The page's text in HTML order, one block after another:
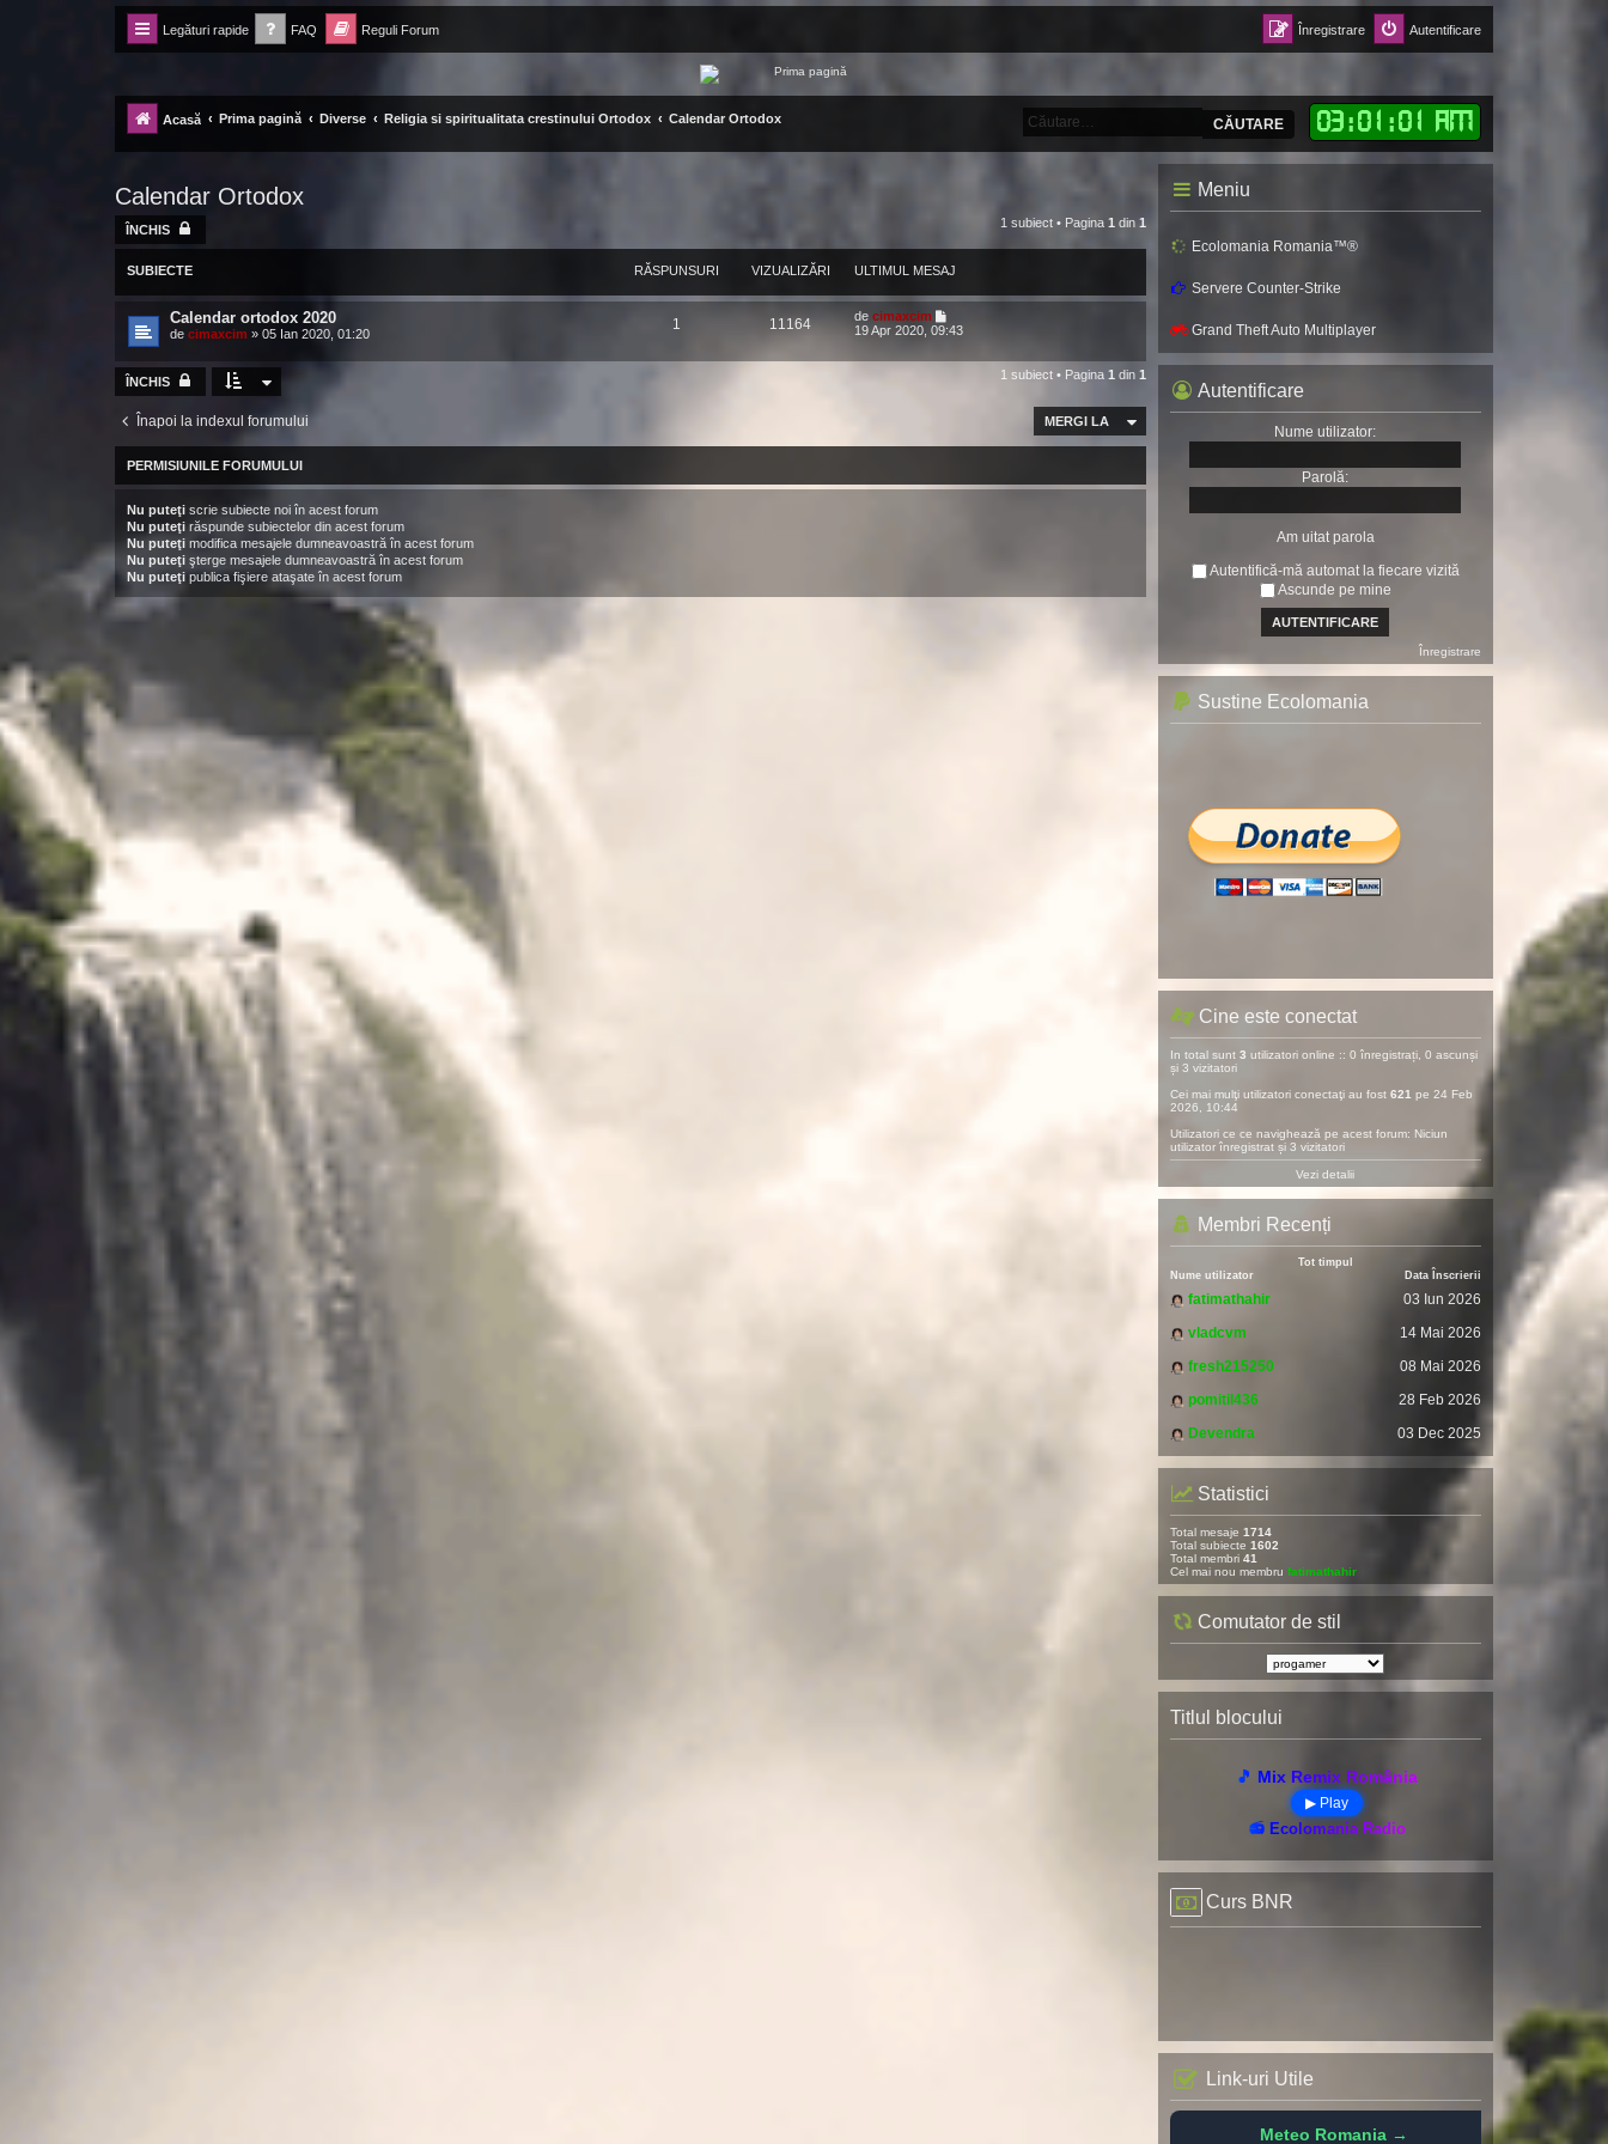
Legături rapide FAQ Reguli Forum Autentificare
Înregistrare
Forum Ecolomania™®
-= Idei pentru viitor =-
Acasă Prima pagină Diverse Religia si spiritualitata crestinului Ortodox Calendar Ortodox 03:01 :02 AM
CĂUTARE
Calendar Ortodox
ÎNCHIS 1 subiect • Pagina 1 din 1
SUBIECTE RĂSPUNSURI VIZUALIZĂRI ULTIMUL MESAJ
Calendar ortodox 2020
de cimaxcim » 05 Ian 2020, 01:20
1 11164 de cimaxcim
19 Apr 2020, 09:43
ÎNCHIS 1 subiect • Pagina 1 din 1
Înapoi la indexul forumului MERGI LA
PERMISIUNILE FORUMULUI
Nu puteţi scrie subiecte noi în acest forum
Nu puteţi răspunde subiectelor din acest forum
Nu puteţi modifica mesajele dumneavoastră în acest forum
Nu puteţi şterge mesajele dumneavoastră în acest forum
Nu puteţi publica fişiere ataşate în acest forum
Meniu
Ecolomania Romania™®
Servere Counter-Strike
Grand Theft Auto Multiplayer
Autentificare
Nume utilizator:
Parolă:
Am uitat parola
Autentifică-mă automat la fiecare vizită
Ascunde pe mine
Înregistrare
Sustine Ecolomania
Cine este conectat
In total sunt 3 utilizatori online :: 0 înregistrați, 0 ascunși
și 3 vizitatori
Cei mai mulţi utilizatori conectaţi au fost 621 pe 24 Feb
2026, 10:44
Utilizatori ce ce navighează pe acest forum: Niciun
utilizator înregistrat și 3 vizitatori
Vezi detalii
Membri Recenți
Tot timpul
Nume utilizator
Data Înscrierii
fatimathahir
03 Iun 2026
vladcvm
14 Mai 2026
fresh215250
08 Mai 2026
pomitil436
28 Feb 2026
Devendra
03 Dec 2025
Statistici
Total mesaje 1714
Total subiecte 1602
Total membri 41
Cel mai nou membru fatimathahir
Comutator de stil
Titlul blocului
🎵 Mix Remix România
▶ Play
📻 Ecolomania Radio
Curs BNR
Link-uri Utile
Meteo Romania →